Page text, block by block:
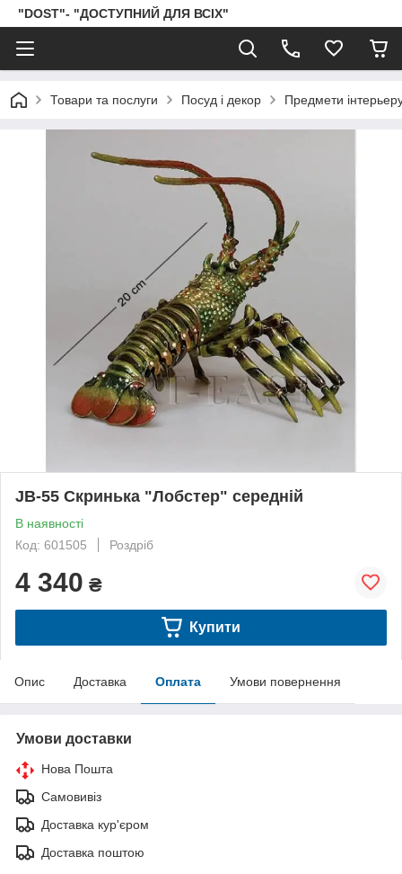
"DOST"- "ДОСТУПНИЙ ДЛЯ ВСІХ"
Товари та послуги Посуд і декор Предмети
JB-55 Скринька "Лобстер" середній
В наявності
Код: 601505
Роздріб
4 340 ₴
Купити
Опис Доставка Оплата Умови повернення
Умови доставки
Нова Пошта
Самовивіз
Доставка кур'єром
Доставка поштою